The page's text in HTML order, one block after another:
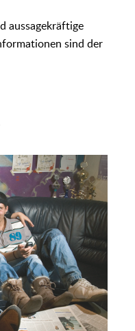
aussagekräftige
sind der